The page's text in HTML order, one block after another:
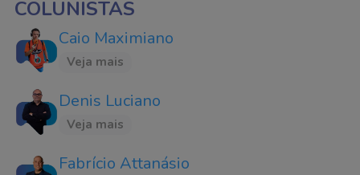
COLUNISTAS
Caio Maximiano
Veja mais
Denis Luciano
Veja mais
Fabrício Attanásio